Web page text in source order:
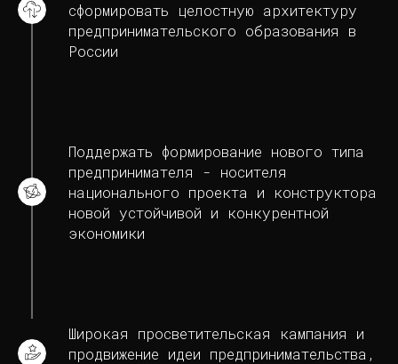
сформировать целостную архитектуру
предпринимательского образования в
России
Поддержать формирование нового типа
предпринимателя - носителя
национального проекта и конструктора
новой устойчивой и конкурентной
экономики
Широкая просветительская кампания и
продвижение идеи предпринимательства,